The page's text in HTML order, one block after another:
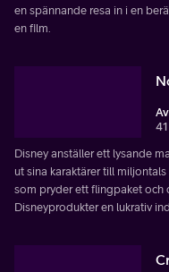
en spännande resa in i en
en film.
Disney anställer ett lysande
ut sina karaktärer till
som pryder ett flingpaket och
Disneyprodukter en lukrativ